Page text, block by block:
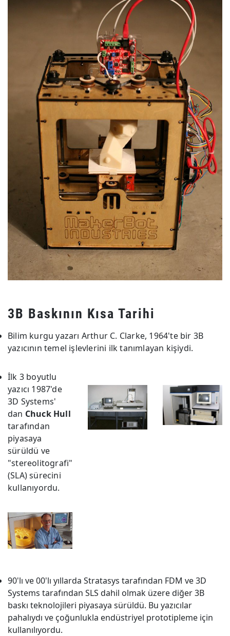
3B Baskının Kısa Tarihi
Bilim kurgu yazarı Arthur C. Clarke, 1964'te bir 3B
yazıcının temel işlevlerini ilk tanımlayan kişiydi.
İlk 3 boyutlu
yazıcı 1987'de
3D Systems'
dan Chuck Hull
tarafından
piyasaya
sürüldü ve
"stereolitografi"
(SLA) sürecini
kullanıyordu.
90'lı ve 00'lı yıllarda Stratasys tarafından FDM ve 3D
Systems tarafından SLS dahil olmak üzere diğer 3B
baskı teknolojileri piyasaya sürüldü. Bu yazıcılar
pahalıydı ve çoğunlukla endüstriyel prototipleme için
kullanılıyordu.